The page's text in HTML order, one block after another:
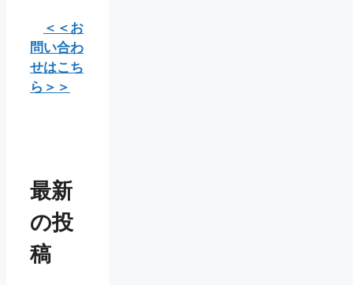
＜＜お
問い合わ
せはこち
ら＞＞
最新
の投
稿